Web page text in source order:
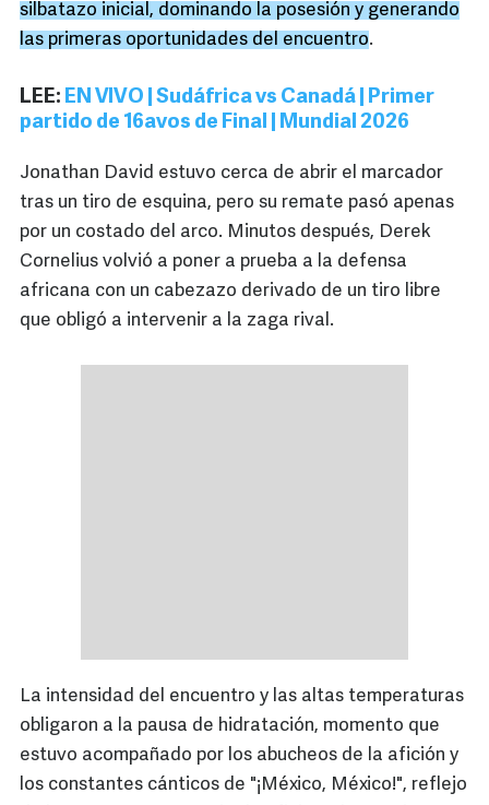
silbatazo inicial, dominando la posesión y generando
las primeras oportunidades del encuentro.
LEE: EN VIVO | Sudáfrica vs Canadá | Primer
partido de 16avos de Final | Mundial 2026
Jonathan David estuvo cerca de abrir el marcador
tras un tiro de esquina, pero su remate pasó apenas
por un costado del arco. Minutos después, Derek
Cornelius volvió a poner a prueba a la defensa
africana con un cabezazo derivado de un tiro libre
que obligó a intervenir a la zaga rival.
La intensidad del encuentro y las altas temperaturas
obligaron a la pausa de hidratación, momento que
estuvo acompañado por los abucheos de la afición y
los constantes cánticos de "¡México, México!", reflejo